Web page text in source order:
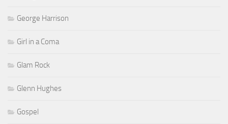
George Harrison
Girl in a Coma
Glam Rock
Glenn Hughes
Gospel